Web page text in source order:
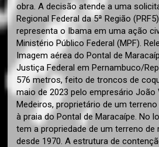
obra. A decisão atende a uma
Regional Federal da 5ª Região
representa o Ibama em uma ação
Ministério Público Federal (MPF).
Imagem aérea do Pontal de
Justiça Federal em Pernambuco/
576 metros, feito de troncos de
maio de 2023 pelo empresário João
Medeiros, proprietário de um
à praia do Pontal de Maracaípe. No
tem a propriedade de um terreno de
desde 1970. A estrutura de